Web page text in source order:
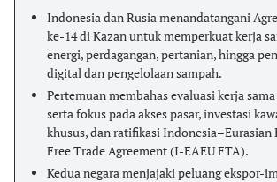
Indonesia dan Rusia menandatangani
ke-14 di Kazan untuk memperkuat kerja
energi, perdagangan, pertanian, hingga
digital dan pengelolaan sampah.
Pertemuan membahas evaluasi kerja
serta fokus pada akses pasar, investasi
khusus, dan ratifikasi
Free Trade Agreement (I-EAEU FTA).
Kedua negara menjajaki peluang ekspor-